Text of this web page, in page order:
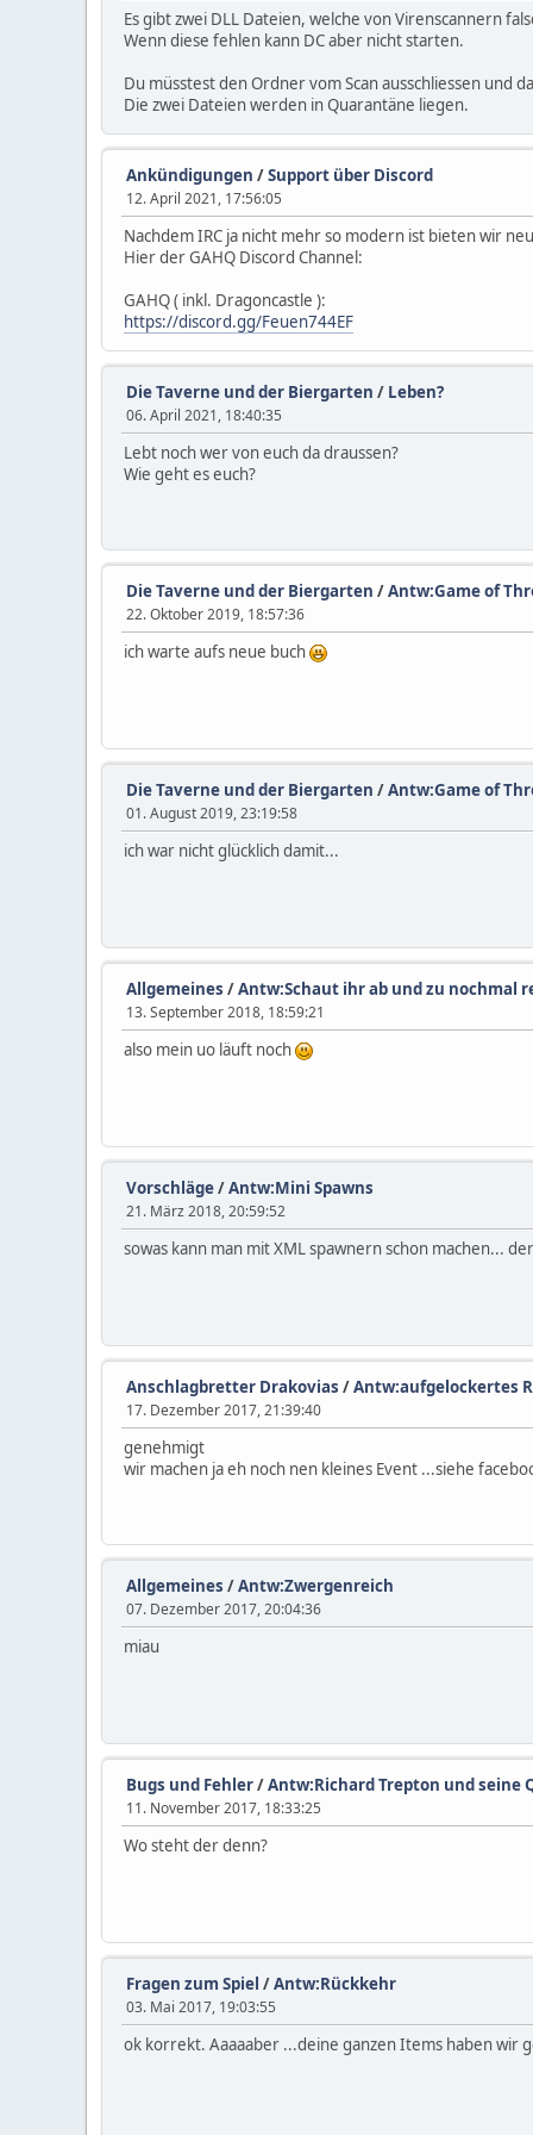
Es gibt zwei DLL Dateien, welche von Virenscannern
Wenn diese fehlen kann DC aber nicht starten.
Du müsstest den Ordner vom Scan ausschliessen und
Die zwei Dateien werden in Quarantäne liegen.
Ankündigungen /Support über Discord
12. April 2021, 17:56:05
Nachdem IRC ja nicht mehr so modern ist bieten wir
Hier der GAHQ Discord Channel:
GAHQ ( inkl. Dragoncastle ):
https://discord.gg/Feuen744EF
Die Taverne und der Biergarten / Leben?
06. April 2021, 18:40:35
Lebt noch wer von euch da draussen?
Wie geht es euch?
Die Taverne und der Biergarten /Antw:Game of
22. Oktober 2019, 18:57:36
ich warte aufs neue buch
Die Taverne und der Biergarten /Antw:Game of
01. August 2019, 23:19:58
ich war nicht glücklich damit...
Allgemeines /Antw:Schaut ihr ab und zu nochmal
13. September 2018, 18:59:21
also mein uo läuft noch
Vorschläge/Antw:Mini Spawns
21. März 2018, 20:59:52
sowas kann man mit XML spawnern schon machen...
Anschlagbretter Drakovias /Antw:aufgelockertes
17. Dezember 2017, 21:39:40
genehmigt
wir machen ja eh noch nen kleines Event ...siehe
Allgemeines /Antw:Zwergenreich
07. Dezember 2017, 20:04:36
miau
Bugs und Fehler/Antw:Richard Trepton und seine
11. November 2017, 18:33:25
Wo steht der denn?
Fragen zum Spiel /Antw:Rückkehr
03. Mai 2017, 19:03:55
ok korrekt. Aaaaaber ...deine ganzen Items haben wir